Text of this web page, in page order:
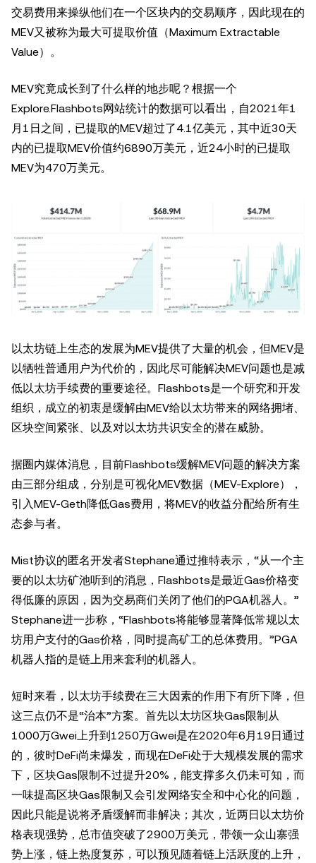
交易费用来操纵他们在一个区块内的交易顺序，因此现在的
MEV又被称为最大可提取价值（Maximum Extractable
Value）。
MEV究竟成长到了什么样的地步呢？根据一个
Explore.Flashbots网站统计的数据可以看出，自2021年1
月1日之间，已提取的MEV超过了4.1亿美元，其中近30天
内的已提取MEV价值约6890万美元，近24小时的已提取
MEV为470万美元。
以太坊链上生态的发展为MEV提供了大量的机会，但MEV是
以牺牲普通用户为代价的，因此尽可能解决MEV问题也是减
低以太坊手续费的重要途径。Flashbots是一个研究和开发
组织，成立的初衷是缓解由MEV给以太坊带来的网络拥堵、
区块空间紧张、以及对以太坊共识安全的潜在威胁。
据圈内媒体消息，目前Flashbots缓解MEV问题的解决方案
由三部分组成，分别是可视化MEV数据（MEV-Explore），
引入MEV-Geth降低Gas费用，将MEV的收益分配给所有生
态参与者。
Mist协议的匿名开发者Stephane通过推特表示，“从一个主
要的以太坊矿池听到的消息，Flashbots是最近Gas价格变
得低廉的原因，因为交易商们关闭了他们的PGA机器人。”
Stephane进一步称，“Flashbots将能够显著降低常规以太
坊用户支付的Gas价格，同时提高矿工的总体费用。”PGA
机器人指的是链上用来套利的机器人。
短时来看，以太坊手续费在三大因素的作用下有所下降，但
这三点仍不是“治本”方案。首先以太坊区块Gas限制从
1000万Gwei上升到1250万Gwei是在2020年6月19日通过
的，彼时DeFi尚未爆发，而现在DeFi处于大规模发展的需求
下，区块Gas限制不过提升20%，能支撑多久仍未可知，而
一味提高区块Gas限制又会引发网络安全和中心化的问题，
因此只能是说将矛盾缓解而非解决；其次，近两日以太坊价
格表现强势，总市值突破了2900万美元，带领一众山寨强
势上涨，链上热度复苏，可以预见随着链上活跃度的上升，